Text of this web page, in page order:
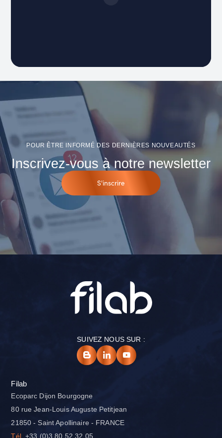
POUR ÊTRE INFORMÉ DES DERNIÈRES NOUVEAUTÉS
Inscrivez-vous à notre newsletter
S'inscrire
SUIVEZ NOUS SUR :
Filab
Ecoparc Dijon Bourgogne
80 rue Jean-Louis Auguste Petitjean
21850 - Saint Apollinaire - FRANCE
Tél.
+33 (0)3 80 52 32 05